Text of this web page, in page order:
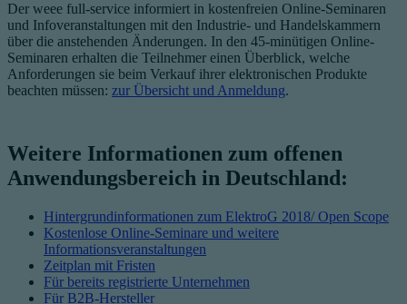
Der weee full-service informiert in kostenfreien Online-Seminaren
und Infoveranstaltungen mit den Industrie- und Handelskammern
über die anstehenden Änderungen. In den 45-minütigen Online-
Seminaren erhalten die Teilnehmer einen Überblick, welche
Anforderungen sie beim Verkauf ihrer elektronischen Produkte
beachten müssen: zur Übersicht und Anmeldung.
Weitere Informationen zum offenen
Anwendungsbereich in Deutschland:
Hintergrundinformationen zum ElektroG 2018/ Open Scope
Kostenlose Online-Seminare und weitere
Informationsveranstaltungen
Zeitplan mit Fristen
Für bereits registrierte Unternehmen
Für B2B-Hersteller